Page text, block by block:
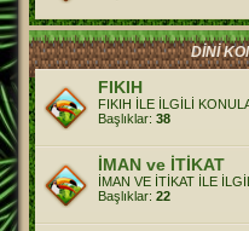
DİNİ
FIKIH
FIKIH İLE İLGİLİ
Başlıklar: 38
İMAN ve İTİKAT
İMAN VE İTİKAT İLE
Başlıklar: 22